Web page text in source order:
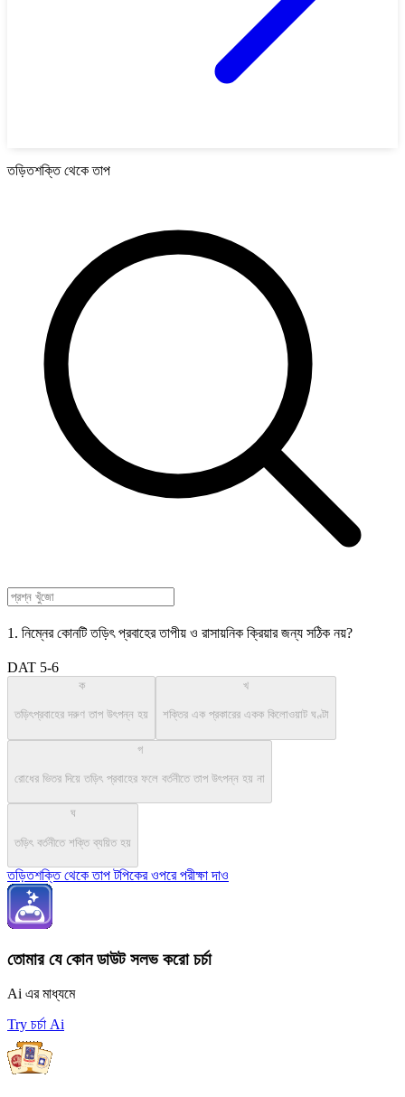
তড়িতশক্তি থেকে তাপ
1. নিম্নের কোনটি তড়িৎ প্রবাহের তাপীয় ও রাসায়নিক ক্রিয়ার জন্য সঠিক নয়?
DAT 5-6
ক
তড়িৎপ্রবাহের দরুণ তাপ উৎপন্ন হয়
খ
শক্তির এক প্রকারের একক কিলোওয়াট ঘণ্টা
গ
রোধের ভিতর দিয়ে তড়িৎ প্রবাহের ফলে বর্তনীতে তাপ উৎপন্ন হয় না
ঘ
তড়িৎ বর্তনীতে শক্তি ব্যয়িত হয়
তড়িতশক্তি থেকে তাপ টপিকের ওপরে পরীক্ষা দাও
তোমার যে কোন ডাউট সলভ করো চর্চা
Ai এর মাধ্যমে
Try চর্চা Ai